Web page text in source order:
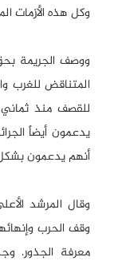
وكل هذه الأزمات
ووصف الجريمة
المتناقض للغرب
للقصف منذ
يدعمون أيضاً
أنهم يدعمون
وقال المرشد
وقف الحرب
معرفة الجذور.